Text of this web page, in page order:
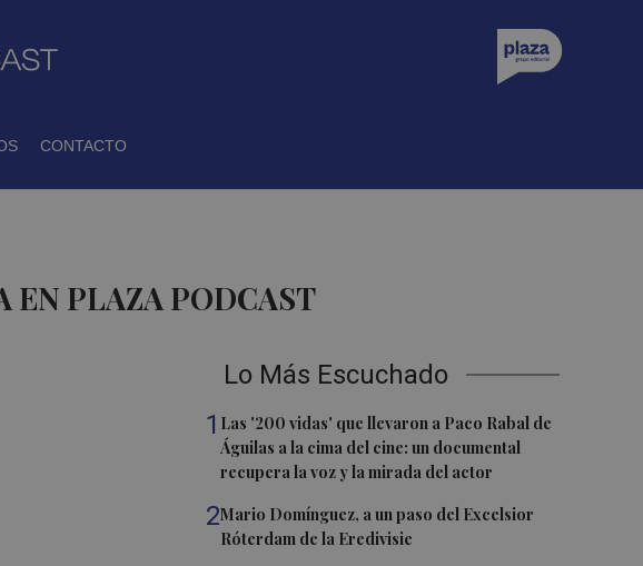
CONTACTO
EN PLAZA PODCAST
Lo Más Escuchado
1 Las '200 vidas' que llevaron a Paco Rabal de
Águilas a la cima del cine: un documental
recupera la voz y la mirada del actor
2Mario Domínguez, a un paso del Excelsior
Róterdam de la Eredivisie